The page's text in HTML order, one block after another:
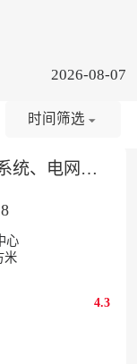
2026-08-07
法国巴黎电力系统、电网设备及技术展
心
米
4.3
时间筛选